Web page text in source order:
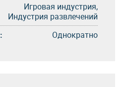
Игровая индустрия,
Индустрия развлечений
Однократно